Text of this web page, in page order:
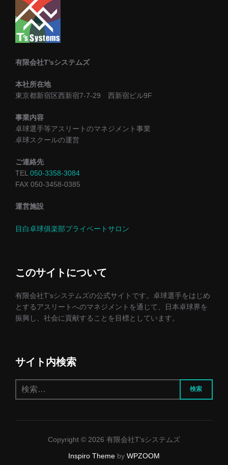
有限会社T’sシステムズ
本社所在地
東京都新宿区西新宿7-7-29 西新宿ビル9F
事業内容
卓球選手等アスリートのマネジメント事業
卓球スクールの運営
ご連絡先
TEL 050-3358-3084
FAX 050-3458-0385
運営施設
目白卓球俱楽部プライベートサロン
このサイトについて
有限会社T’sシステムズの公式サイトです。卓球選手をはじめ
とするアスリートへのマネジメントを通じて、日本卓球界を
振興し、社会に貢献することを目標としています。
サイト内検索
索:
検索
Copyright © 2026 有限会社T'sシステムズ
Inspiro Theme by WPZOOM